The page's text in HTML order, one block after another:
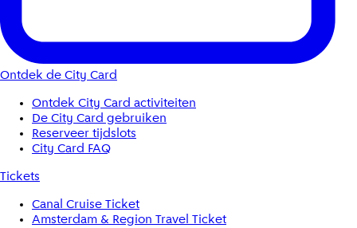
Ontdek de City Card
Ontdek City Card activiteiten
De City Card gebruiken
Reserveer tijdslots
City Card FAQ
Tickets
Canal Cruise Ticket
Amsterdam & Region Travel Ticket